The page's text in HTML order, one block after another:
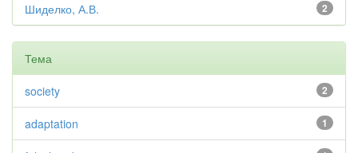
2
Шиделко, А.В.
Тема
2
society
1
adaptation